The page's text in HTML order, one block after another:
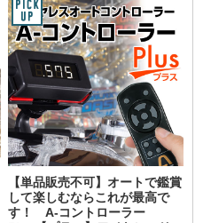
【単品販売不可】オートで鑑賞
して楽しむならこれが最高で
す！ A-コントローラー